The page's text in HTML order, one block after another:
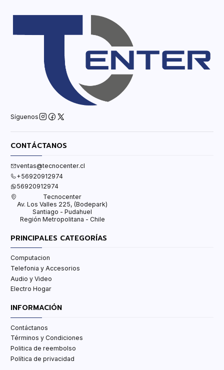
Síguenos
CONTÁCTANOS
ventas@tecnocenter.cl
+56920912974
56920912974
Tecnocenter
Av. Los Valles 225, (Bodepark)
Santiago - Pudahuel
Región Metropolitana - Chile
PRINCIPALES CATEGORÍAS
Computacion
Telefonia y Accesorios
Audio y Video
Electro Hogar
INFORMACIÓN
Contáctanos
Términos y Condiciones
Politica de reembolso
Política de privacidad